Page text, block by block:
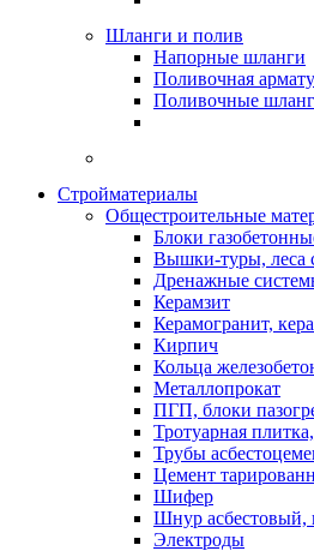
Шланги и полив
Напорные шланги
Поливочная
Поливочные
Стройматериалы
Oбщестроительные
Блоки
Вышки-туры, леса
Дренажные
Керамзит
Керамогранит,
Кирпич
Кольца
Металлопрокат
ПГП, блоки
Тротуарная
Трубы
Цемент
Шифер
Шнур асбестовый,
Электроды